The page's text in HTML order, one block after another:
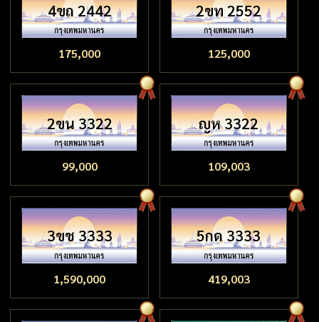
4ขถ 2442
175,000
2ขท 2552
125,000
2ขน 3322
99,000
ญห 3322
109,003
3ขช 3333
1,590,000
5กด 3333
419,003